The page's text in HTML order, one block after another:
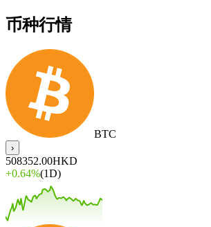
币种行情
BTC
›
508352.00HKD
+0.64%(1D)